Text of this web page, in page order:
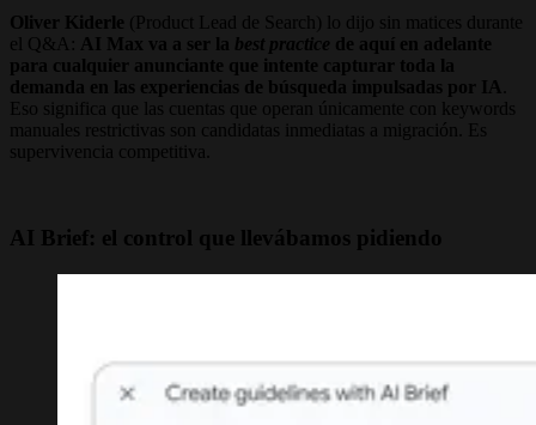
Oliver Kiderle (Product Lead de Search) lo dijo sin matices durante
el Q&A:
AI Max va a ser la best practice de aquí en adelante
para cualquier anunciante que intente capturar toda la
demanda en las experiencias de búsqueda impulsadas por IA
Eso significa que las cuentas que operan únicamente con keywords
manuales restrictivas son candidatas inmediatas a migración. Es
supervivencia competitiva.
AI Brief: el control que llevábamos pidiendo